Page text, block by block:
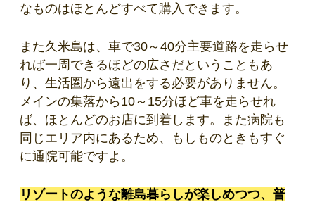
なものはほとんどすべて購入できます。
また久米島は、車で30～40分主要道路を走らせ
れば一周できるほどの広さだということもあ
り、生活圏から遠出をする必要がありません。
メインの集落から10～15分ほど車を走らせれ
ば、ほとんどのお店に到着します。また病院も
同じエリア内にあるため、もしものときもすぐ
に通院可能ですよ。
リゾートのような離島暮らしが楽しめつつ、普